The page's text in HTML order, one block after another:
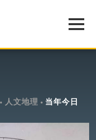
人文地理 当年今日